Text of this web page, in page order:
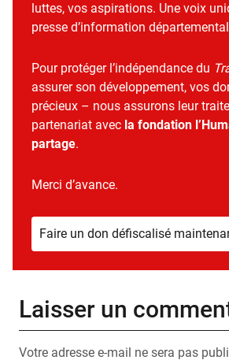
luttes, vos aspirations. Une voix
presse d’information
Pour protéger l’indépendance du
assurer son développement, vos
précieux – nous assurons leur
partenariat avec la fondation
partage.
Merci d’avance.
Faire un don défiscalisé
Laisser un
Votre adresse e-mail ne sera pas